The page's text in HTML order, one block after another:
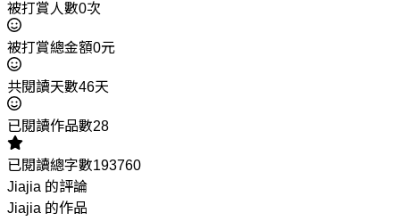
被打賞人數0次
被打賞總金額0元
共閱讀天數46天
已閱讀作品數28
已閱讀總字數193760
Jiajia 的評論
Jiajia 的作品